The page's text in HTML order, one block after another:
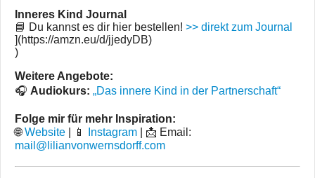
Inneres Kind Journal
📘 Du kannst es dir hier bestellen! >> direkt zum Journal
](https://amzn.eu/d/jjedyDB)
)
Weitere Angebote:
🎧 Audiokurs: „Das innere Kind in der Partnerschaft“
Folge mir für mehr Inspiration:
🌐Website | 📱 Instagram | 📩 Email:
mail@lilianvonwernsdorff.com